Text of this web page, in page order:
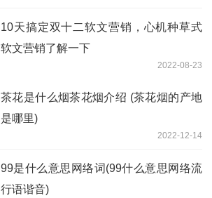
10天搞定双十二软文营销，心机种草式
软文营销了解一下
2022-08-23
茶花是什么烟茶花烟介绍 (茶花烟的产地
是哪里)
2022-12-14
99是什么意思网络词(99什么意思网络流
行语谐音)